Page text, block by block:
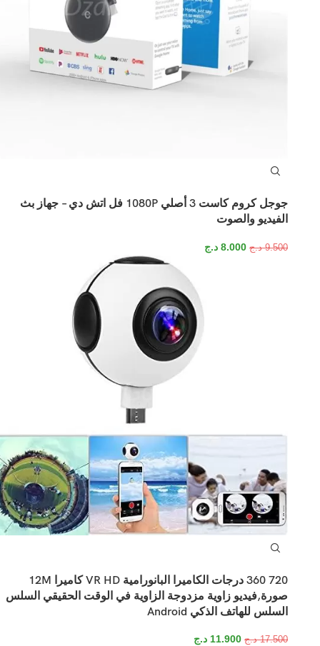
جوجل كروم كاست 3 أصلي 1080P فل اتش دي – جهاز بث
الفيديو والصوت
9.500 د.ج 8.000 د.ج
720 360 درجات الكاميرا البانورامية VR HD كاميرا 12M
صورة,فيديو زاوية مزدوجة الزاوية في الوقت الحقيقي السلس
السلس للهاتف الذكي Android
17.500 د.ج 11.900 د.ج